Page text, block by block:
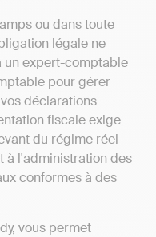
ou dans toute
légale ne
un expert-comptable
pour gérer
déclarations
fiscale exige
du régime réel
à l'administration des
conformes à des
vous permet